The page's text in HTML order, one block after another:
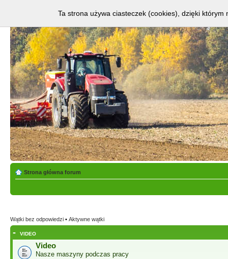
Strona główna forum
Wątki bez odpowiedzi • Aktywne wątki
- VIDEO
Video
Nasze maszyny podczas pracy
Ta strona używa ciasteczek (cookies), dzięki którym